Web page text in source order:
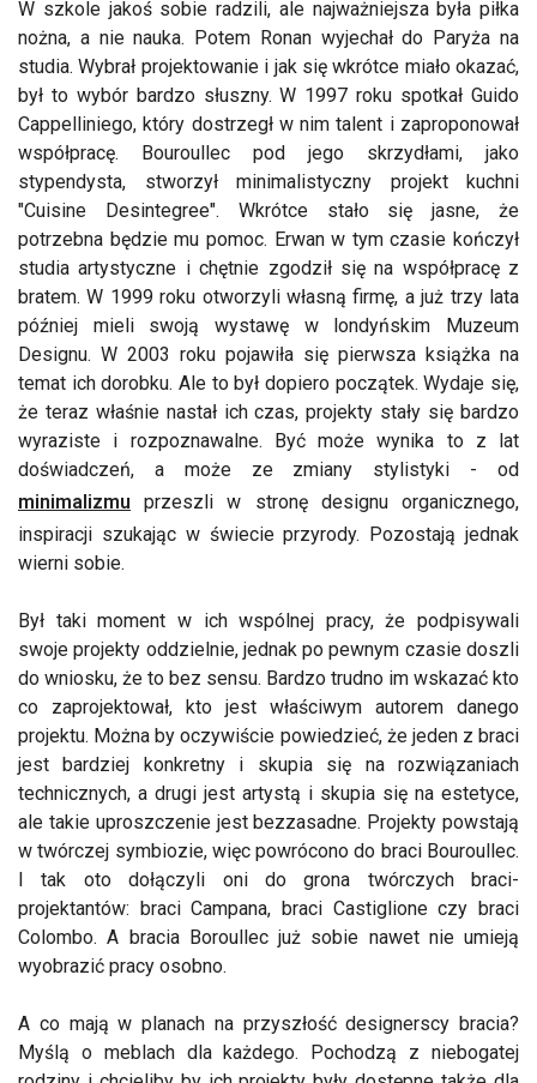
W szkole jakoś sobie radzili, ale najważniejsza była piłka
nożna, a nie nauka. Potem Ronan wyjechał do Paryża na
studia. Wybrał projektowanie i jak się wkrótce miało okazać,
był to wybór bardzo słuszny. W 1997 roku spotkał Guido
Cappelliniego, który dostrzegł w nim talent i zaproponował
współpracę. Bouroullec pod jego skrzydłami, jako
stypendysta, stworzył minimalistyczny projekt kuchni
"Cuisine Desintegree". Wkrótce stało się jasne, że
potrzebna będzie mu pomoc. Erwan w tym czasie kończył
studia artystyczne i chętnie zgodził się na współpracę z
bratem. W 1999 roku otworzyli własną firmę, a już trzy lata
później mieli swoją wystawę w londyńskim Muzeum
Designu. W 2003 roku pojawiła się pierwsza książka na
temat ich dorobku. Ale to był dopiero początek. Wydaje się,
że teraz właśnie nastał ich czas, projekty stały się bardzo
wyraziste i rozpoznawalne. Być może wynika to z lat
doświadczeń, a może ze zmiany stylistyki - od
minimalizmu przeszli w stronę designu organicznego,
inspiracji szukając w świecie przyrody. Pozostają jednak
wierni sobie.
Był taki moment w ich wspólnej pracy, że podpisywali
swoje projekty oddzielnie, jednak po pewnym czasie doszli
do wniosku, że to bez sensu. Bardzo trudno im wskazać kto
co zaprojektował, kto jest właściwym autorem danego
projektu. Można by oczywiście powiedzieć, że jeden z braci
jest bardziej konkretny i skupia się na rozwiązaniach
technicznych, a drugi jest artystą i skupia się na estetyce,
ale takie uproszczenie jest bezzasadne. Projekty powstają
w twórczej symbiozie, więc powrócono do braci Bouroullec.
I tak oto dołączyli oni do grona twórczych braci-
projektantów: braci Campana, braci Castiglione czy braci
Colombo. A bracia Boroullec już sobie nawet nie umieją
wyobrazić pracy osobno.
A co mają w planach na przyszłość designerscy bracia?
Myślą o meblach dla każdego. Pochodzą z niebogatej